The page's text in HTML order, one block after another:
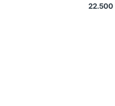
22.500